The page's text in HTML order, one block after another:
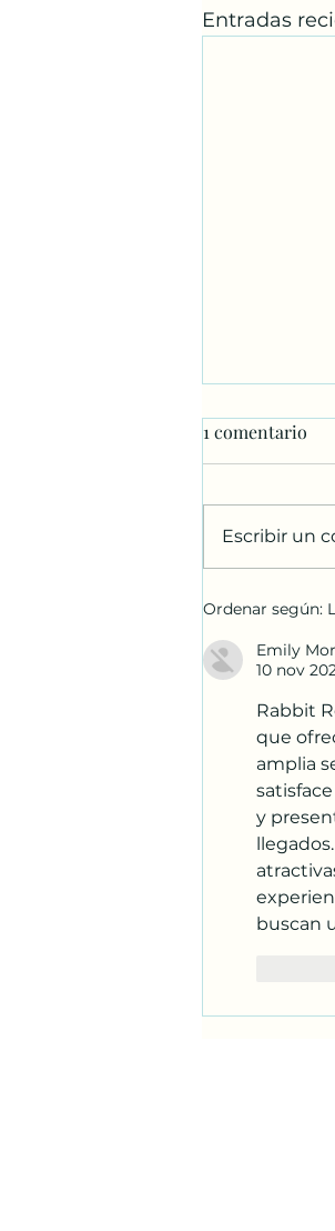
Entradas
JESÚS
1 comentario
Escribir un
Ordenar según:
Emily
10 nov
Rabbit
que
amplia
y
buscan